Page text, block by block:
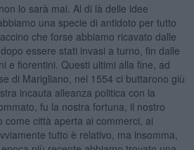
lo sarà mai. Al di là delle idee
una specie di antidoto per tutto
che forse abbiamo ricavato dalle
essere stati invasi a turno, fin dalle
e fiorentini. Questi ultimi alla fine, ad
di Marigliano, nel 1554 ci buttarono giù
incauta alleanza politica con la
fu la nostra fortuna, il nostro
come città aperta ai commerci, ai
tutto è relativo, ma insomma,